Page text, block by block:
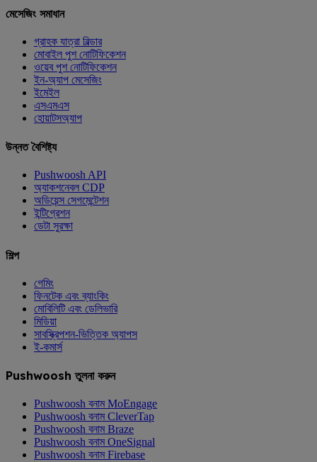
মেসেজিং সমাধান
গ্রাহক যাত্রা বিল্ডার
মোবাইল পুশ নোটিফিকেশন
ওয়েব পুশ নোটিফিকেশন
ইন-অ্যাপ মেসেজিং
ইমেইল
এসএমএস
হোয়াটসঅ্যাপ
উন্নত বৈশিষ্ট্য
Pushwoosh API
অ্যাকশনেবল CDP
অডিয়েন্স সেগমেন্টেশন
ইন্টিগ্রেশন
ডেটা সুরক্ষা
শিল্প
গেমিং
ফিনটেক এবং ব্যাংকিং
মোবিলিটি এবং ডেলিভারি
মিডিয়া
সাবস্ক্রিপশন-ভিত্তিক অ্যাপস
ই-কমার্স
Pushwoosh তুলনা করুন
Pushwoosh বনাম MoEngage
Pushwoosh বনাম CleverTap
Pushwoosh বনাম Braze
Pushwoosh বনাম OneSignal
Pushwoosh বনাম Firebase